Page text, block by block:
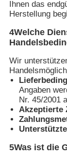
Ihnen das
Herstellung
4Welche
Wir
Angaben
Nr. 45/2001
Akzeptierte
5Was ist die